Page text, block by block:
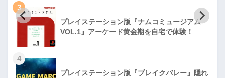
3
プレイステーション版『ナムコミュージアム
VOL.1』アーケード黄金期を自宅で体験！
4
プレイステーション版『ブレイクバレー』隠れ